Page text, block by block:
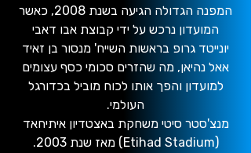
המפנה הגדולה הגיעה בשנת 2008, כאשר
המועדון נרכש על ידי קבוצת אבו דאבי
יונייטד גרופ בראשות השייח' מנסור בן זאיד
אאל נהיאן, מה שהזרים סכומי כסף עצומים
למועדון והפך אותו לכוח מוביל בכדורגל
העולמי.
מנצ'סטר סיטי משחקת באצטדיון איתיחאד
(Etihad Stadium) מאז שנת 2003.